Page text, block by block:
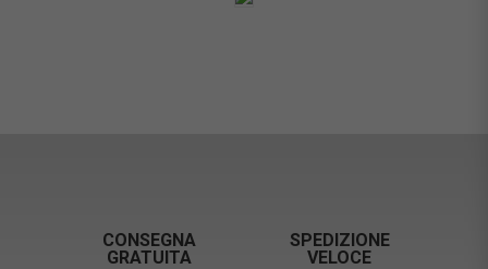
CONSEGNA
GRATUITA
SPEDIZIONE
VELOCE